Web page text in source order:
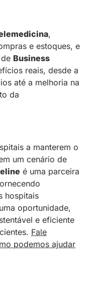
,
e estoques, e
Business
reais, desde a
até a melhoria na
da
a manterem o
um cenário de
é uma parceira
hospitais
oportunidade,
e eficiente
Fale
podemos ajudar